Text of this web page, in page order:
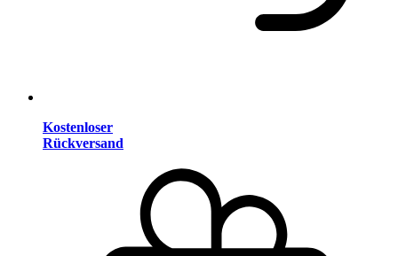
Kostenloser
Rückversand